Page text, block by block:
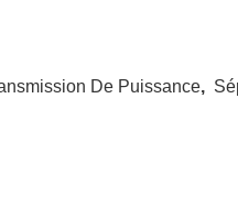
De Puissance,